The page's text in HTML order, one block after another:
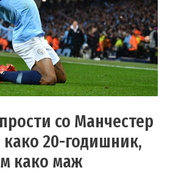
со Манчестер
како 20-годишник,
како маж